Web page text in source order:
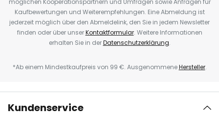
möglichen Kooperationspartnern und Umfragen sowie Anfragen für
Kaufbewertungen und Weiterempfehlungen. Eine Abmeldung ist
jederzeit möglich über den Abmeldelink, den Sie in jedem Newsletter
finden oder über unserKontaktformular. Weitere Informationen
erhalten Sie in derDatenschutzerklärung.
*Ab einem Mindestkaufpreis von 99 €. AusgenommeneHersteller.
Kundenservice